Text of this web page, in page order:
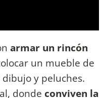
armar un rincón
un mueble de
y peluches.
donde conviven la